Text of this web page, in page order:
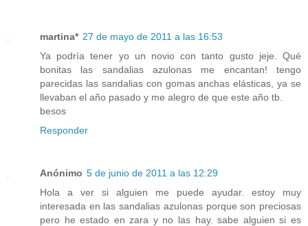
martina* 27 de mayo de 2011 a las 16:53
Ya podría tener yo un novio con tanto gusto jeje. Qué
bonitas las sandalias azulonas me encantan! tengo
parecidas las sandalias con gomas anchas elásticas, ya se
llevaban el año pasado y me alegro de que este año tb.
besos
Responder
Anónimo 5 de junio de 2011 a las 12:29
Hola a ver si alguien me puede ayudar. estoy muy
interesada en las sandalias azulonas porque son preciosas
pero he estado en zara y no las hay. sabe alguien si es